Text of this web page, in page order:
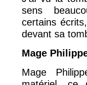
sens
certains
devant sa
Mage
Mage